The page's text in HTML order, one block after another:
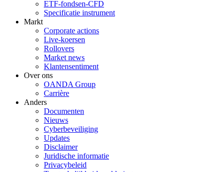
ETF-fondsen-CFD
Specificatie instrument
Markt
Corporate actions
Live-koersen
Rollovers
Market news
Klantensentiment
Over ons
OANDA Group
Carrière
Anders
Documenten
Nieuws
Cyberbeveiliging
Updates
Disclaimer
Juridische informatie
Privacybeleid